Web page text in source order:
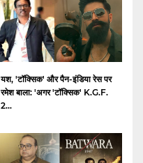
यश, 'टॉक्सिक' और पैन-इंडिया रेस पर
रमेश बाला: 'अगर 'टॉक्सिक' K.G.F.
2...